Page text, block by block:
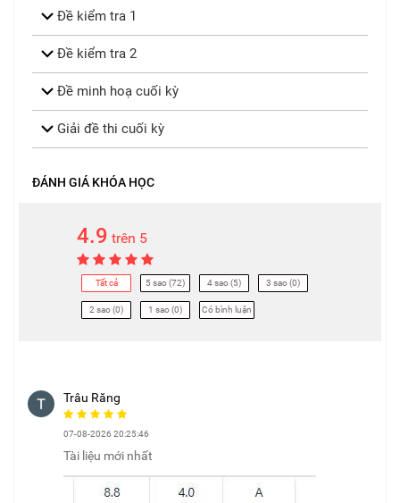
Đề kiểm tra 1
Đề kiểm tra 2
Đề minh hoạ cuối kỳ
Giải đề thi cuối kỳ
ĐÁNH GIÁ KHÓA HỌC
4.9 trên 5
Tất cả 5 sao (72) 4 sao (5) 3 sao (0)
2 sao (0) 1 sao (0) Có bình luận
Trâu Răng
07-08-2026 20:25:46
Tài liệu mới nhất